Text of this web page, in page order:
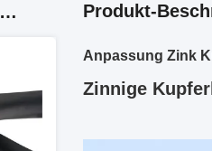
VERWANDTE PRODUKTE Produkt-
Anpassung Zink
Zinnige